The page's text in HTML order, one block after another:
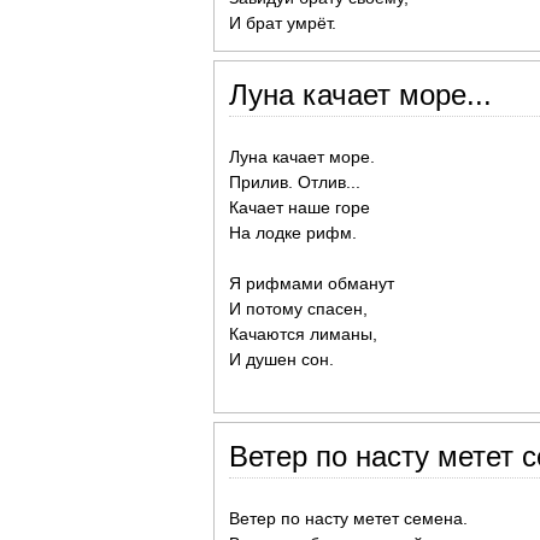
И брат умрёт.
Луна качает море...
Луна качает море.
Прилив. Отлив...
Качает наше горе
На лодке рифм.
Я рифмами обманут
И потому спасен,
Качаются лиманы,
И душен сон.
Ветер по насту метет
Ветер по насту метет семена.